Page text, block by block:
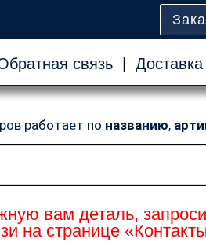
связь|
работает по названию,
вам деталь,
на странице